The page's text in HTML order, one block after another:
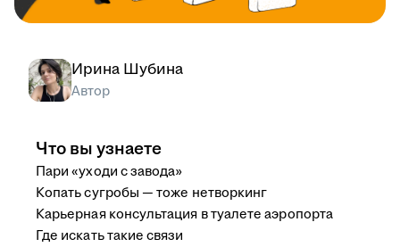
Ирина Шубина
Автор
Что вы узнаете
Пари «уходи с завода»
Копать сугробы — тоже нетворкинг
Карьерная консультация в туалете аэропорта
Где искать такие связи